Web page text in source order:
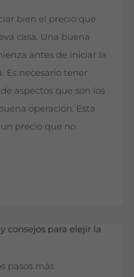
bien el precio que
casa. Una buena
antes de iniciar la
Es necesario tener
aspectos que son los
operación. Esta
precio que no
pasos más